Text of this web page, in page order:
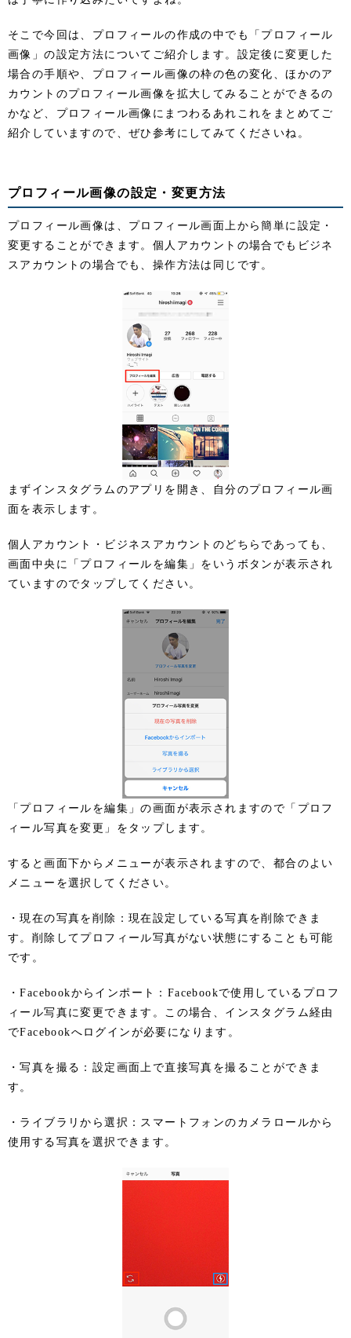
そこで今回は、プロフィールの作成の中でも「プロフィール
画像」の設定方法についてご紹介します。設定後に変更した
場合の手順や、プロフィール画像の枠の色の変化、ほかのア
カウントのプロフィール画像を拡大してみることができるの
かなど、プロフィール画像にまつわるあれこれをまとめてご
紹介していますので、ぜひ参考にしてみてくださいね。
プロフィール画像の設定・変更方法
プロフィール画像は、プロフィール画面上から簡単に設定・
変更することができます。個人アカウントの場合でもビジネ
スアカウントの場合でも、操作方法は同じです。
まずインスタグラムのアプリを開き、自分のプロフィール画
面を表示します。
個人アカウント・ビジネスアカウントのどちらであっても、
画面中央に「プロフィールを編集」をいうボタンが表示され
ていますのでタップしてください。
「プロフィールを編集」の画面が表示されますので「プロフ
ィール写真を変更」をタップします。
すると画面下からメニューが表示されますので、都合のよい
メニューを選択してください。
・現在の写真を削除：現在設定している写真を削除できま
す。削除してプロフィール写真がない状態にすることも可能
です。
・Facebookからインポート：Facebookで使用しているプロフ
ィール写真に変更できます。この場合、インスタグラム経由
でFacebookへログインが必要になります。
・写真を撮る：設定画面上で直接写真を撮ることができま
す。
・ライブラリから選択：スマートフォンのカメラロールから
使用する写真を選択できます。